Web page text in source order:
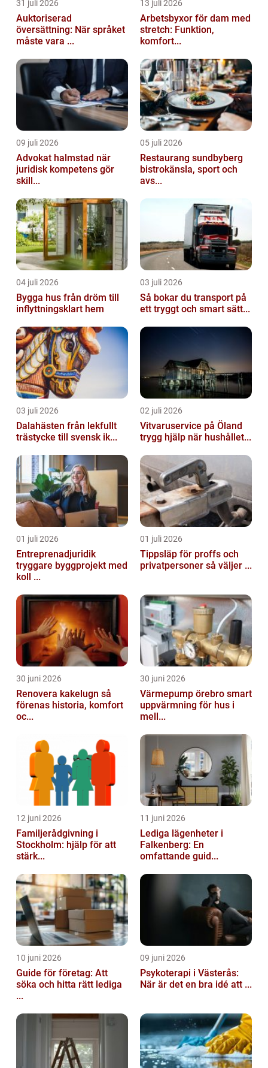
31 juli 2026
Auktoriserad
översättning: När språket
måste vara ...
13 juli 2026
Arbetsbyxor för dam med
stretch: Funktion,
komfort...
09 juli 2026
Advokat halmstad när
juridisk kompetens gör
skill...
05 juli 2026
Restaurang sundbyberg
bistrokänsla, sport och
avs...
04 juli 2026
Bygga hus från dröm till
inflyttningsklart hem
03 juli 2026
Så bokar du transport på
ett tryggt och smart sätt...
03 juli 2026
Dalahästen från lekfullt
trästycke till svensk ik...
02 juli 2026
Vitvaruservice på Öland
trygg hjälp när hushållet...
01 juli 2026
Entreprenadjuridik
tryggare byggprojekt med
koll ...
01 juli 2026
Tippsläp för proffs och
privatpersoner så väljer ...
30 juni 2026
Renovera kakelugn så
förenas historia, komfort
oc...
30 juni 2026
Värmepump örebro smart
uppvärmning för hus i
mell...
12 juni 2026
Familjerådgivning i
Stockholm: hjälp för att
stärk...
11 juni 2026
Lediga lägenheter i
Falkenberg: En
omfattande guid...
10 juni 2026
Guide för företag: Att
söka och hitta rätt lediga
...
09 juni 2026
Psykoterapi i Västerås:
När är det en bra idé att ...